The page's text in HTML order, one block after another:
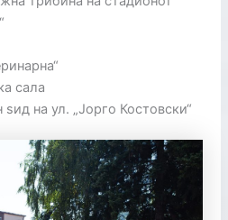
сала
на ул. „Јорго Костовски“